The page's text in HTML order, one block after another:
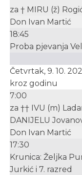
za † MIRU (ž)
Don Ivan Martić
18:45
Proba pjevanja
Četvrtak, 9. 10.
kroz godinu
7:00
za †† IVU (m)
DANIJELU
Don Ivan Martić
17:30
Krunica: Željka
Jurkić i 7. razred